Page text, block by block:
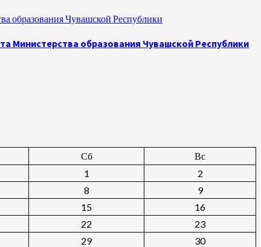
образования Чувашской Республики
Министерства образования Чувашской Республики
Сб
Вс
1
2
8
9
15
16
22
23
29
30